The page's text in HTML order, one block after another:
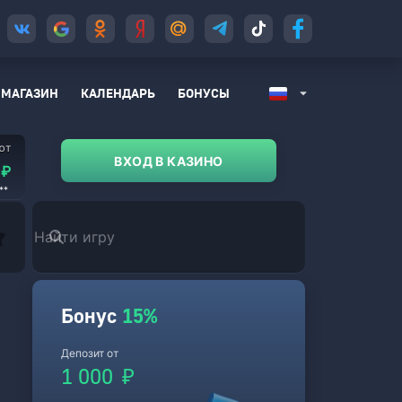
МАГАЗИН КАЛЕНДАРЬ БОНУСЫ
₽
₽
₽
₽
₽
₽
₽
₽
₽
₽
₽
₽
₽
₽
₽
₽
₽
₽
₽
₽
₽
₽
₽
₽
₽
₽
₽
₽
₽
₽
₽
₽
₽
₽
₽
₽
₽
₽
₽
₽
ВХОД В КАЗИНО
ИЗБРАННОЕ
Бонус 15%
Депозит от
1 000 ₽